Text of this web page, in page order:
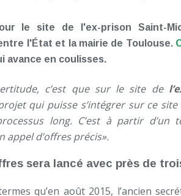
le site de l'ex-prison Saint-
l'État et la mairie de Toulouse.
avance en coulisses.
c’est que sur le site de
qui puisse s’intégrer sur ce
long. C’est à partir
appel d’offres précis».
sera lancé avec près de
qu’en août 2015, l’ancien